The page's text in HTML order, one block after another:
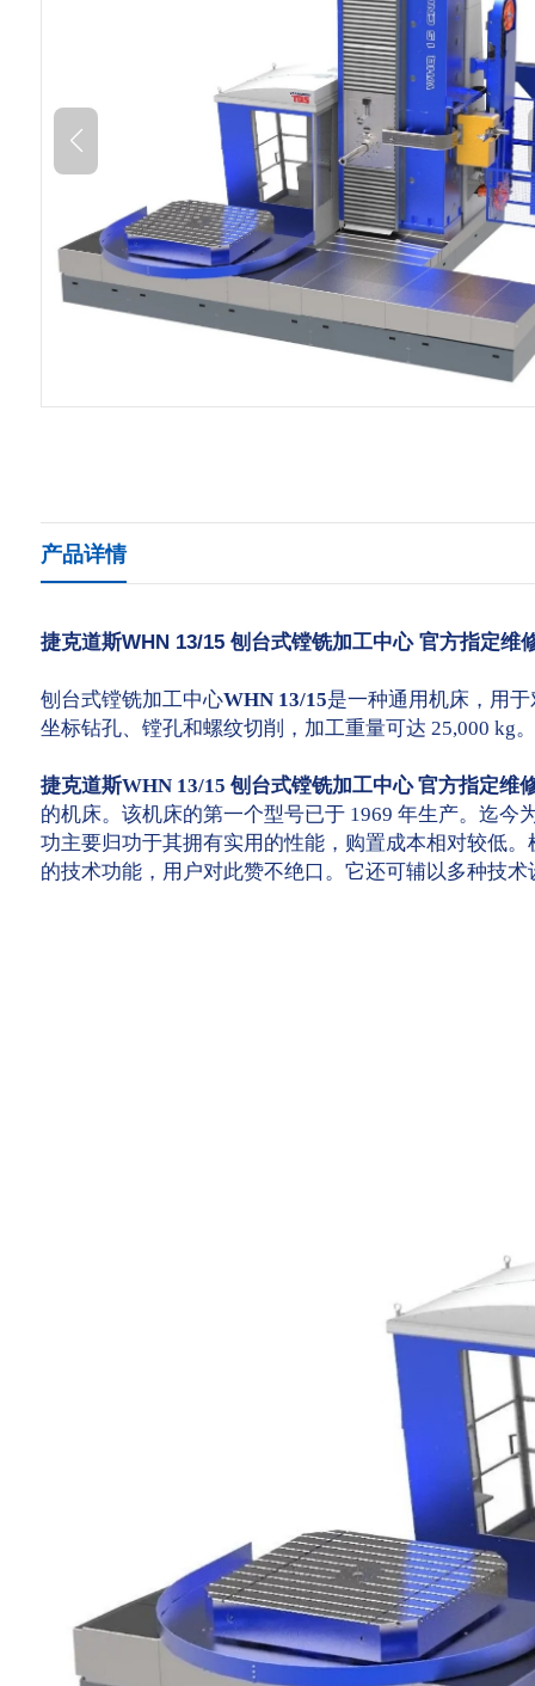
产品详情
捷克道斯WHN 13/15 刨台式镗铣加工中心 官方指定维
刨台式镗铣加工中心WHN 13/15是一种通用机床，用
坐标钻孔、镗孔和螺纹切削，加工重量可达 25,000 kg
捷克道斯WHN 13/15 刨台式镗铣加工中心 官方指定维
的机床。该机床的第一个型号已于 1969 年生产。迄
功主要归功于其拥有实用的性能，购置成本相对较低
的技术功能，用户对此赞不绝口。它还可辅以多种技